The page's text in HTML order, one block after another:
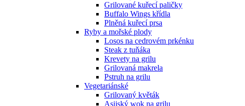
Grilované kuřecí paličky
Buffalo Wings křídla
Plněná kuřecí prsa
Ryby a mořské plody
Losos na cedrovém prkénku
Steak z tuňáka
Krevety na grilu
Grilovaná makrela
Pstruh na grilu
Vegetariánské
Grilovaný květák
Asijský wok na grilu